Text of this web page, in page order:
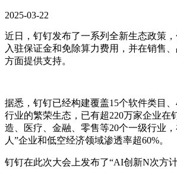
2025-03-22
近日，钉钉发布了一系列全新生态政策
入驻保证金和免除算力费用，并在销售
方面提供支持。
据悉，钉钉已经构建覆盖15个软件类目、
行业的繁荣生态，已有超220万家企业在
造、医疗、金融、零售等20个一级行业
人”企业和低空经济领域渗透率超60%。
钉钉在此次大会上发布了“AI创新N次方